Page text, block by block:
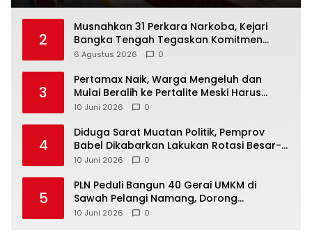
2
Musnahkan 31 Perkara Narkoba, Kejari
Bangka Tengah Tegaskan Komitmen
Berantas Kejahatan Hingga Tuntas
6 Agustus 2026 0
3
‎Pertamax Naik, Warga Mengeluh dan
Mulai Beralih ke Pertalite Meski Harus
10 Juni 2026 0
4
‎Diduga Sarat Muatan Politik, Pemprov
Babel Dikabarkan Lakukan Rotasi Besar-
10 Juni 2026 0
5
‎PLN Peduli Bangun 40 Gerai UMKM di
Sawah Pelangi Namang, Dorong
10 Juni 2026 0